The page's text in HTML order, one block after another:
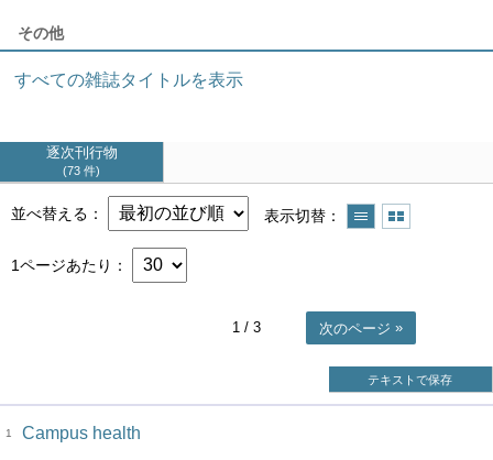
その他
すべての雑誌タイトルを表示
逐次刊行物
73 件
並べ替える 表示切替
1ページあたり
1 / 3 次のページ
テキストで保存
1 Campus health